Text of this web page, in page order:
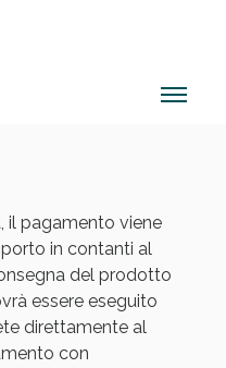
il pagamento viene
in contanti al
del prodotto
essere eseguito
direttamente al
con
fino al 45% oggi!